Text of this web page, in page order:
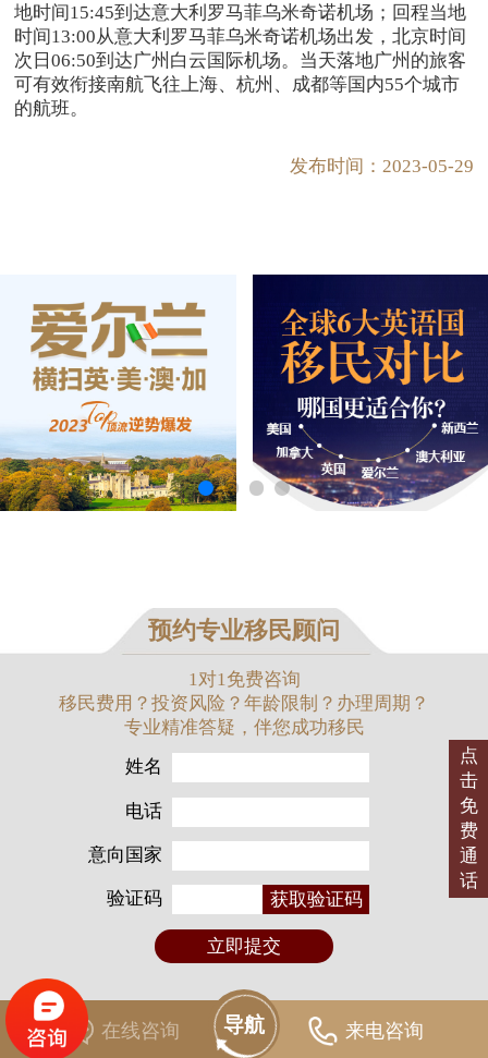
地时间15:45到达意大利罗马菲乌米奇诺机场；回程当地
时间13:00从意大利罗马菲乌米奇诺机场出发，北京时间
次日06:50到达广州白云国际机场。当天落地广州的旅客
可有效衔接南航飞往上海、杭州、成都等国内55个城市
的航班。
发布时间：2023-05-29
预约专业移民顾问
1对1免费咨询
移民费用？投资风险？年龄限制？办理周期？
专业精准答疑，伴您成功移民
姓名
电话
意向国家
验证码 获取验证码
立即提交
在线咨询 来电咨询
导航
永铭首页
Home
品牌介绍 经典项目 联系我们
点
击
免
费
通
话